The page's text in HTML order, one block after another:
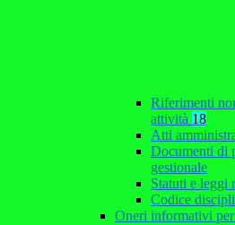
Riferimenti
attività 18
Atti
Documenti di
gestionale
Statuti e leggi
Codice
Oneri informativi